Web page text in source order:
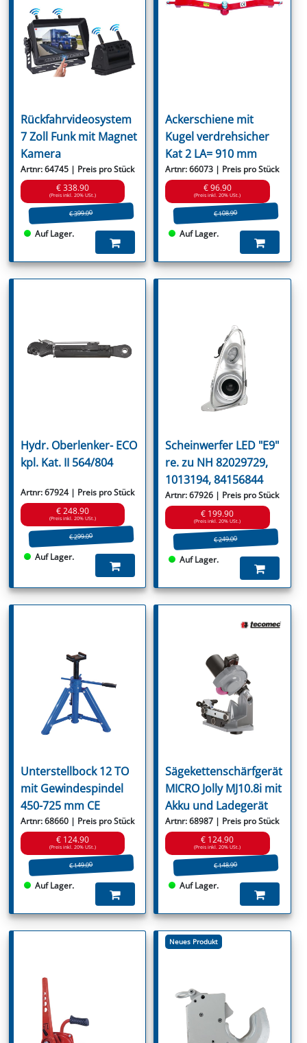
Rückfahrvideosystem
7 Zoll Funk mit Magnet
Kamera
Artnr: 64745 | Preis pro Stück
€ 338.90
(Preis inkl. 20% USt.)
€ 399.00
Auf Lager.
Ackerschiene mit
Kugel verdrehsicher
Kat 2 LA= 910 mm
Artnr: 66073 | Preis pro Stück
€ 96.90
(Preis inkl. 20% USt.)
€ 108.90
Auf Lager.
Hydr. Oberlenker- ECO
kpl. Kat. II 564/804
Artnr: 67924 | Preis pro Stück
€ 248.90
(Preis inkl. 20% USt.)
€ 299.00
Auf Lager.
Scheinwerfer LED "E9"
re. zu NH 82029729,
1013194, 84156844
Artnr: 67926 | Preis pro Stück
€ 199.90
(Preis inkl. 20% USt.)
€ 249.00
Auf Lager.
Unterstellbock 12 TO
mit Gewindespindel
450-725 mm CE
Artnr: 68660 | Preis pro Stück
€ 124.90
(Preis inkl. 20% USt.)
€ 149.00
Auf Lager.
Sägekettenschärfgerät
MICRO Jolly MJ10.8i mit
Akku und Ladegerät
Artnr: 68987 | Preis pro Stück
€ 124.90
(Preis inkl. 20% USt.)
€ 148.90
Auf Lager.
Neues Produkt